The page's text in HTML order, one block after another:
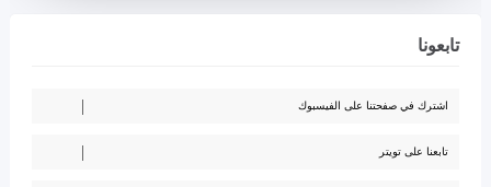
تابعونا
اشترك في صفحتنا على الفيسبوك
تابعنا على تويتر